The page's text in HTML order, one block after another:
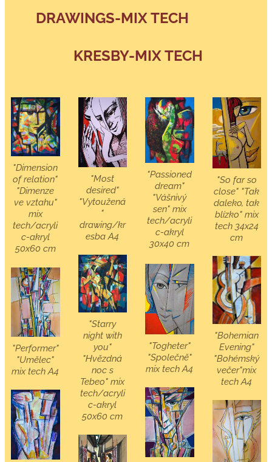
DRAWINGS-MIX TECH
KRESBY-MIX TECH
"Dimension
of relation"
"Dimenze
ve vztahu"
mix
tech/acryli
c-akryl
50x60 cm
"Most
desired"
"Vytoužená
"
drawing/kr
esba A4
"Passioned
dream"
"Vášnivý
sen" mix
tech/acryli
c-akryl
30x40 cm
"So far so
close" "Tak
daleko, tak
blízko" mix
tech 34x24
cm
"Starry
night with
you"
"Hvězdná
noc s
Tebeo" mix
tech/acryli
c-akryl
50x60 cm
"Bohemian
Evening"
"Bohémský
večer"mix
tech A4
"Togheter"
"Společně"
mix tech A4
"Performer"
"Umělec"
mix tech A4